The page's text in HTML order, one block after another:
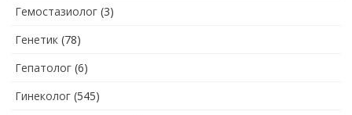
Гемостазиолог (3)
Генетик (78)
Гепатолог (6)
Гинеколог (545)